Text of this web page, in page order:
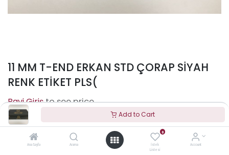
Add to Cart
Ana Sayfa Arama
0
İstek
Listesi
Account
11 MM T-END ERKAN STD ÇORAP SİYAH
RENK ETİKET PLS(
to see price
Terms and Conditions